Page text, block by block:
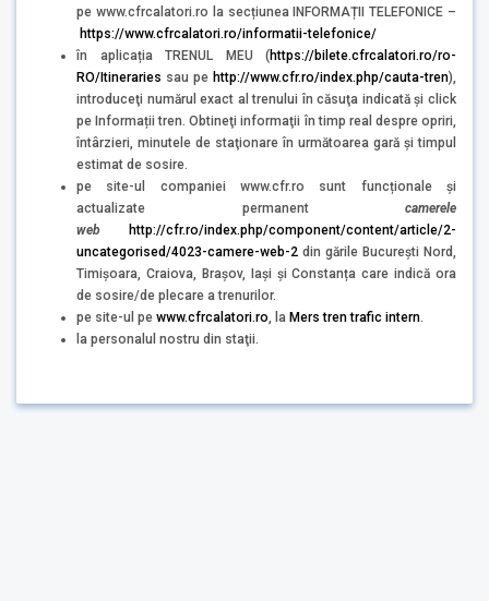
pe www.cfrcalatori.ro la secțiunea INFORMAȚII TELEFONICE –
https://www.cfrcalatori.ro/informatii-telefonice/
în aplicația TRENUL MEU (https://bilete.cfrcalatori.ro/ro-
RO/Itineraries sau pe http://www.cfr.ro/index.php/cauta-tren),
introduceţi numărul exact al trenului în căsuţa indicată şi click
pe Informații tren. Obtineţi informaţii în timp real despre opriri,
întârzieri, minutele de staţionare în următoarea gară şi timpul
estimat de sosire.
pe site-ul companiei www.cfr.ro sunt funcționale și
actualizate permanent camerele
web
http://cfr.ro/index.php/component/content/article/2-
uncategorised/4023-camere-web-2 din gările București Nord,
Timișoara, Craiova, Brașov, Iași și Constanța care indică ora
de sosire/de plecare a trenurilor.
pe site-ul pe www.cfrcalatori.ro, la Mers tren trafic intern.
la personalul nostru din staţii.